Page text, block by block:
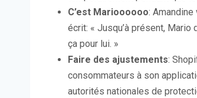
C’est Marioooooo:
écrit: « Jusqu’à présent,
ça pour lui. »
Faire des ajustements:
consommateurs à son
autorités nationales de